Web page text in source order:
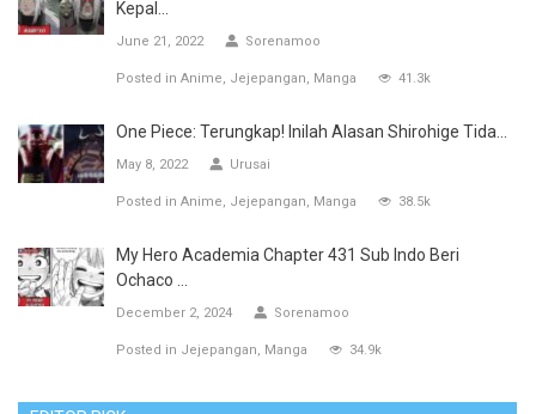
Kepal...
June 21, 2022 Sorenamoo
Posted in Anime Jejepangan Manga 41.3k
One Piece: Terungkap! Inilah Alasan Shirohige Tida...
May 8, 2022 Urusai
Posted in Anime Jejepangan Manga 38.5k
My Hero Academia Chapter 431 Sub Indo Beri
Ochaco ...
December 2, 2024 Sorenamoo
Posted in Jejepangan Manga 34.9k